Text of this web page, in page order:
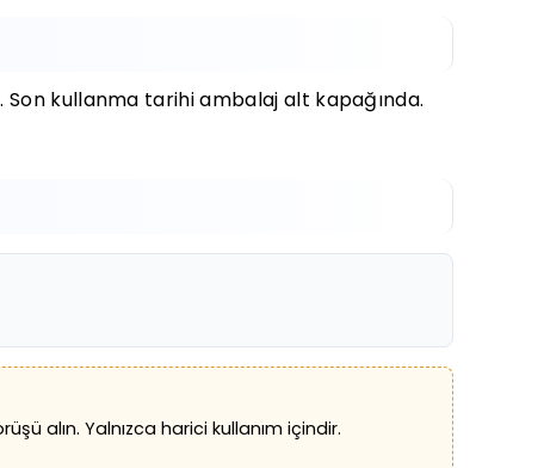
Son kullanma tarihi ambalaj alt kapağında.
alın. Yalnızca harici kullanım içindir.